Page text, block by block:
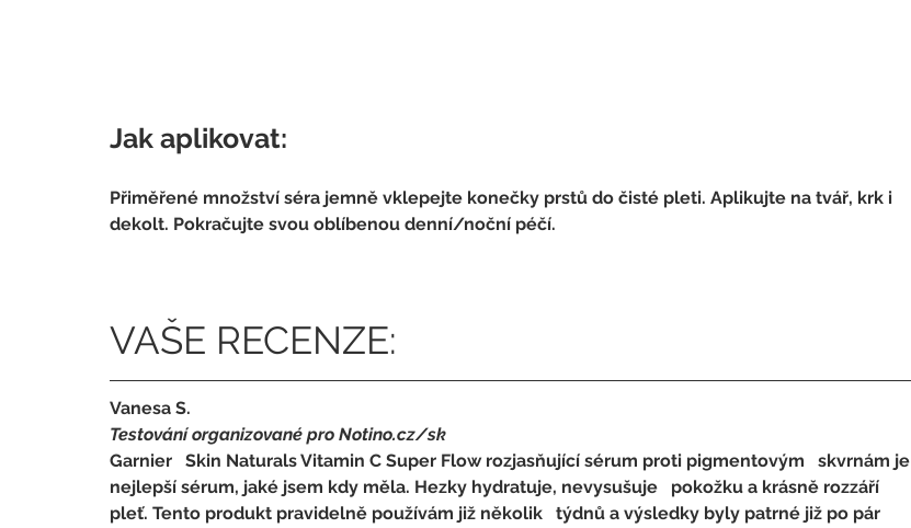
Jak aplikovat:
Přiměřené množství séra jemně vklepejte konečky prstů do čisté pleti. Aplikujte na tvář, krk i
dekolt. Pokračujte svou oblíbenou denní/noční péčí.
VAŠE RECENZE:
Vanesa S.
Testování organizované pro Notino.cz/sk
Garnier   Skin Naturals Vitamin C Super Flow rozjasňující sérum proti pigmentovým   skvrnám je
nejlepší sérum, jaké jsem kdy měla. Hezky hydratuje, nevysušuje   pokožku a krásně rozzáří
pleť. Tento produkt pravidelně používám již několik   týdnů a výsledky byly patrné již po pár